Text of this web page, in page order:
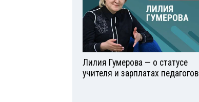
Лилия Гумерова — о статусе
учителя и зарплатах педагогов